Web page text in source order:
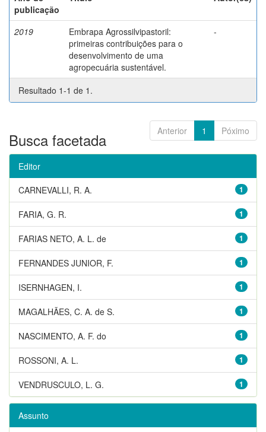
publicação
2019
Embrapa Agrossilvipastoril:
primeiras contribuições para o
desenvolvimento de uma
agropecuária sustentável.
-
Resultado 1-1 de 1.
Anterior 1 Póximo
Busca facetada
Editor
1
CARNEVALLI, R. A.
1
FARIA, G. R.
1
FARIAS NETO, A. L. de
1
FERNANDES JUNIOR, F.
1
ISERNHAGEN, I.
1
MAGALHÃES, C. A. de S.
1
NASCIMENTO, A. F. do
1
ROSSONI, A. L.
1
VENDRUSCULO, L. G.
Assunto